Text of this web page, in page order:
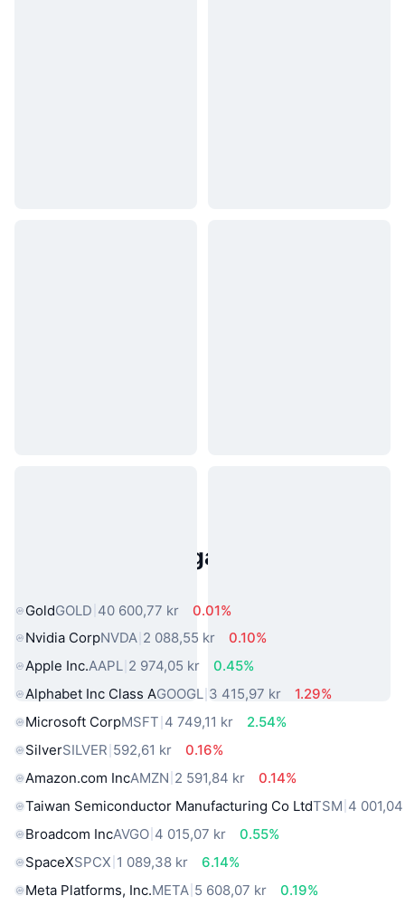
Populära tillgångar från den
GoldGOLD 40 600,77 kr
0.01%
Nvidia CorpNVDA 2 088,55 kr
0.10%
Apple Inc.AAPL 2 974,05 kr
0.45%
Alphabet Inc Class AGOOGL 3 415,97 kr
1.29%
Microsoft CorpMSFT 4 749,11 kr
2.54%
SilverSILVER 592,61 kr
0.16%
Amazon.com IncAMZN 2 591,84 kr
0.14%
Taiwan Semiconductor Manufacturing Co LtdTSM 4
Broadcom IncAVGO 4 015,07 kr
0.55%
SpaceXSPCX 1 089,38 kr
6.14%
Meta Platforms, Inc.META 5 608,07 kr
0.19%